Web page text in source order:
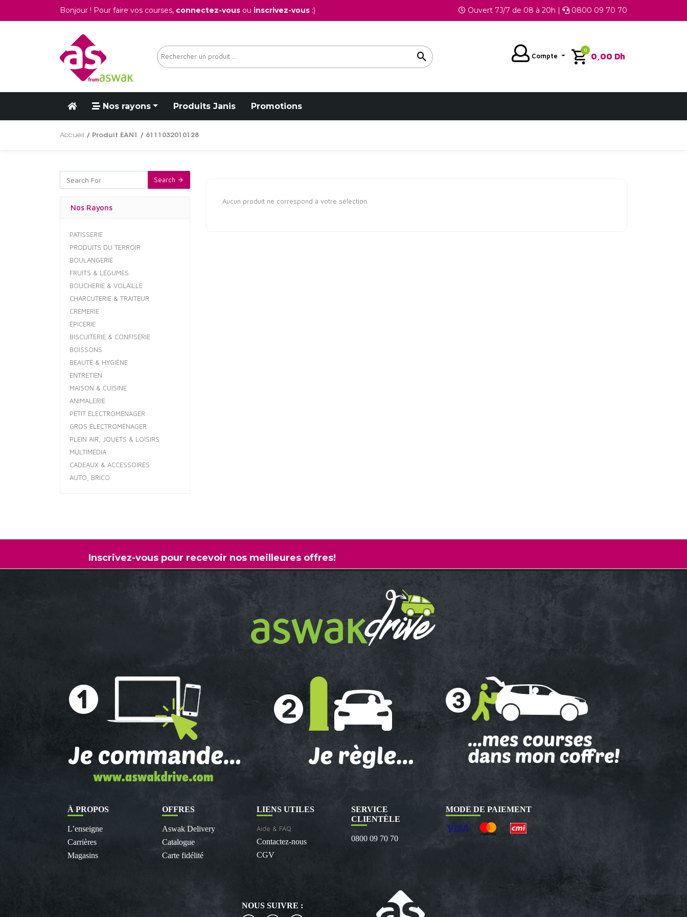
Bonjour ! Pour faire vos courses, connectez-vous ou inscrivez-vous :) Ouvert 7J/7 de 08 à 20h | 0800 09 70 70
Compte 0,00 Dh
0
Nos rayons Produits Janis Promotions
Accueil / Produit EAN1 / 6111032010128
Search
Nos Rayons
PATISSERIE
PRODUITS DU TERROIR
BOULANGERIE
FRUITS & LÉGUMES
BOUCHERIE & VOLAILLE
CHARCUTERIE & TRAITEUR
CRÈMERIE
ÉPICERIE
BISCUITERIE & CONFISERIE
BOISSONS
BEAUTÉ & HYGIÈNE
ENTRETIEN
MAISON & CUISINE
ANIMALERIE
PETIT ÉLECTROMÉNAGER
GROS ÉLECTROMÉNAGER
PLEIN AIR, JOUETS & LOISIRS
MULTIMÉDIA
CADEAUX & ACCESSOIRES
AUTO, BRICO
Aucun produit ne correspond à votre sélection.
Inscrivez-vous pour recevoir nos meilleures offres!
À PROPOS
L’enseigne
Carrières
Magasins
OFFRES
Aswak Delivery
Catalogue
Carte fidélité
LIENS UTILES
Aide & FAQ
Contactez-nous
CGV
SERVICE
CLIENTÈLE
0800 09 70 70
MODE DE PAIEMENT
NOUS SUIVRE :